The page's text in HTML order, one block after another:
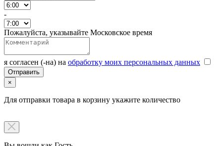
-
Пожалуйста, указывайте Московское время
я согласен (-на) на обработку моих персональных данных
×
Для отправки товара в корзину укажите количество